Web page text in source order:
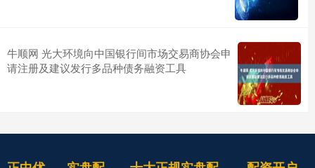
牛顺网 光大环境向中国银行间市场交易商协会申
请注册及建议发行多品种债务融资工具